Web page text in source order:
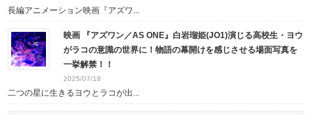
長編アニメーション映画『アズワ...
映画 『アズワン／AS ONE』白岩瑠姫(JO1)演じる高校生・ヨウ
がラコの意識の世界に！物語の幕開けを感じさせる場面写真を
一挙解禁！！
2025/07/18
二つの星に生きるヨウとラコが出...